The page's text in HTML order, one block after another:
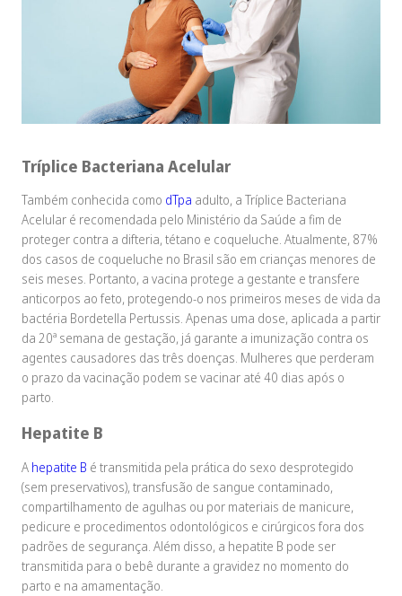
Tríplice Bacteriana Acelular
Também conhecida como dTpa adulto, a Tríplice Bacteriana
Acelular é recomendada pelo Ministério da Saúde a fim de
proteger contra a difteria, tétano e coqueluche. Atualmente, 87%
dos casos de coqueluche no Brasil são em crianças menores de
seis meses. Portanto, a vacina protege a gestante e transfere
anticorpos ao feto, protegendo-o nos primeiros meses de vida da
bactéria Bordetella Pertussis. Apenas uma dose, aplicada a partir
da 20ª semana de gestação, já garante a imunização contra os
agentes causadores das três doenças. Mulheres que perderam
o prazo da vacinação podem se vacinar até 40 dias após o
parto.
Hepatite B
A hepatite B é transmitida pela prática do sexo desprotegido
(sem preservativos), transfusão de sangue contaminado,
compartilhamento de agulhas ou por materiais de manicure,
pedicure e procedimentos odontológicos e cirúrgicos fora dos
padrões de segurança. Além disso, a hepatite B pode ser
transmitida para o bebê durante a gravidez no momento do
parto e na amamentação.